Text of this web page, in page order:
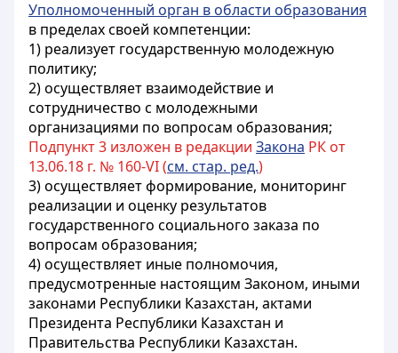
Уполномоченный орган в области образования
в пределах своей компетенции:
1) реализует государственную молодежную
политику;
2) осуществляет взаимодействие и
сотрудничество с молодежными
организациями по вопросам образования;
Подпункт 3 изложен в редакции Закона РК от
13.06.18 г. № 160-VI (см. стар. ред.)
3) осуществляет формирование, мониторинг
реализации и оценку результатов
государственного социального заказа по
вопросам образования;
4) осуществляет иные полномочия,
предусмотренные настоящим Законом, иными
законами Республики Казахстан, актами
Президента Республики Казахстан и
Правительства Республики Казахстан.